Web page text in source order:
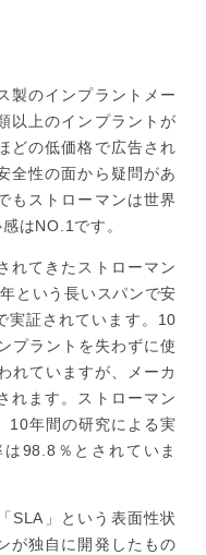
製のインプラントメー
以上のインプラントが
どの低価格で広告され
全性の面から疑問があ
もストローマンは世界
はNO.1です。
れてきたストローマン
という長いスパンで安
実証されています。10
プラントを失わずに使
れていますが、メーカ
れます。ストローマン
10年間の研究による実
98.8％とされていま
SLA」という表面性状
が独自に開発したもの